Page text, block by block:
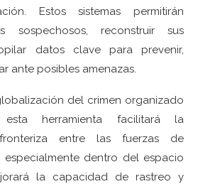
Estos sistemas permitirán
sospechosos, reconstruir sus
datos clave para prevenir,
ante posibles amenazas.
del crimen organizado
herramienta facilitará la
entre las fuerzas de
especialmente dentro del espacio
la capacidad de rastreo y